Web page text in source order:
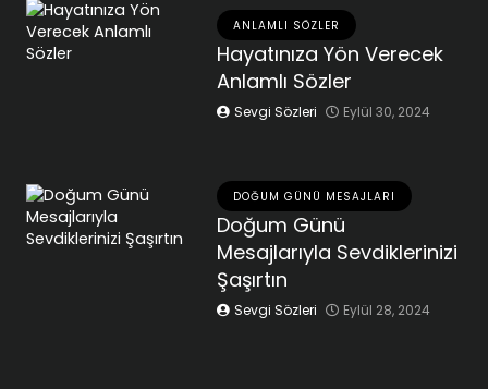
ANLAMLI SÖZLER
Hayatınıza Yön Verecek
Anlamlı Sözler
Sevgi Sözleri Eylül 30, 2024
DOĞUM GÜNÜ MESAJLARI
Doğum Günü
Mesajlarıyla Sevdiklerinizi
Şaşırtın
Sevgi Sözleri Eylül 28, 2024